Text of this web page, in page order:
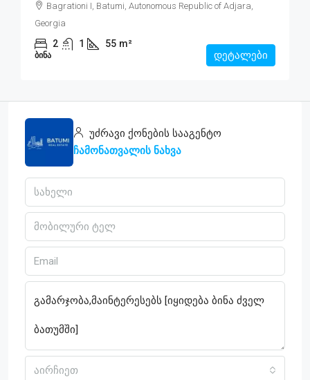
Bagrationi I, Batumi, Autonomous Republic of Adjara,
Georgia
2 1 55 m²
ᲑᲘᲜᲐ დეტალები
უძრავი ქონების სააგენტო
ჩამონათვალის ნახვა
აირჩიეთ